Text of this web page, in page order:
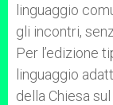
linguaggio
gli incontri,
Per l’edizione
linguaggio
della Chiesa